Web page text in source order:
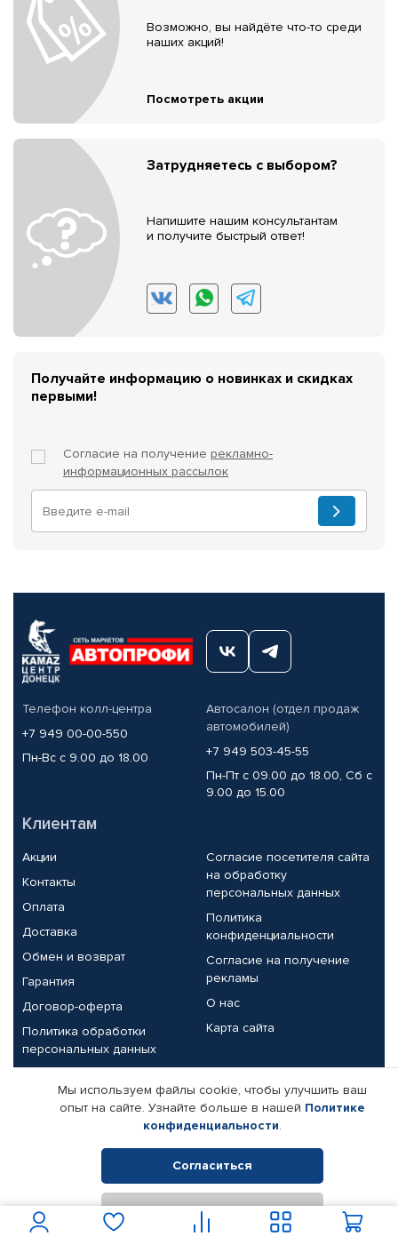
Возможно, вы найдёте что-то среди
наших акций!
Посмотреть акции
Затрудняетесь с выбором?
Напишите нашим консультантам
и получите быстрый ответ!
Получайте информацию о новинках и скидках
первыми!
Согласие на получение рекламно-
информационных рассылок
Телефон колл-центра
+7 949 00-00-550
Пн-Вс с 9.00 до 18.00
Автосалон (отдел продаж
автомобилей)
+7 949 503-45-55
Пн-Пт с 09.00 до 18.00, Сб с
9.00 до 15.00
Клиентам
Акции
Контакты
Оплата
Доставка
Обмен и возврат
Гарантия
Договор-оферта
Политика обработки
персональных данных
Согласие посетителя сайта
на обработку
персональных данных
Политика
конфиденциальности
Согласие на получение
рекламы
О нас
Карта сайта
Партнерам
Корпоративным клиентам
Поставщикам
Реквизиты компании
© КАМАЗ ЦЕНТР ДОНЕЦК, 2015-2026. Все права защищены.
Интернет-магазин автомобильных товаров Автопрофи.
Мы используем файлы cookie, чтобы улучшить ваш
опыт на сайте. Узнайте больше в нашей Политике
конфиденциальности.
Согласиться
Отклонить